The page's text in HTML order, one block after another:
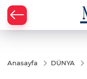
Anasayfa DÜNYA